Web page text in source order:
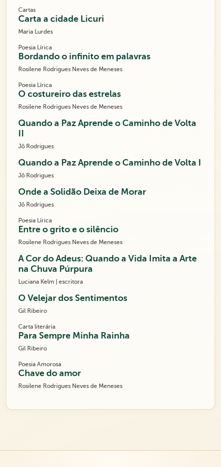
Cartas
Carta a cidade Licuri
Maria Lurdes
Poesia Lírica
Bordando o infinito em palavras
Rosilene Rodrigues Neves de Meneses
Poesia Lírica
O costureiro das estrelas
Rosilene Rodrigues Neves de Meneses
Quando a Paz Aprende o Caminho de Volta
Jô Rodrigues
Quando a Paz Aprende o Caminho de Volta I
Jô Rodrigues
Onde a Solidão Deixa de Morar
Jô Rodrigues
Poesia Lírica
Entre o grito e o silêncio
Rosilene Rodrigues Neves de Meneses
A Cor do Adeus: Quando a Vida Imita a Arte
na Chuva Púrpura
Luciana Kelm | escritora
O Velejar dos Sentimentos
Gil Ribeiro
Carta literária
Para Sempre Minha Rainha
Gil Ribeiro
Poesia Amorosa
Chave do amor
Rosilene Rodrigues Neves de Meneses